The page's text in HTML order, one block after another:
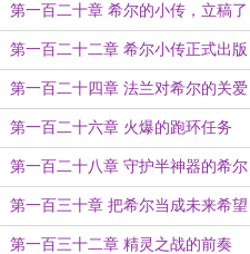
的！
第一百二十章 希尔的小传，立稿了
第一百二十二章 希尔小传正式出版
了
第一百二十四章 法兰对希尔的关爱
第一百二十六章 火爆的跑环任务
第一百二十八章 守护半神器的希尔
第一百三十章 把希尔当成未来希望
的术士们
第一百三十二章 精灵之战的前奏